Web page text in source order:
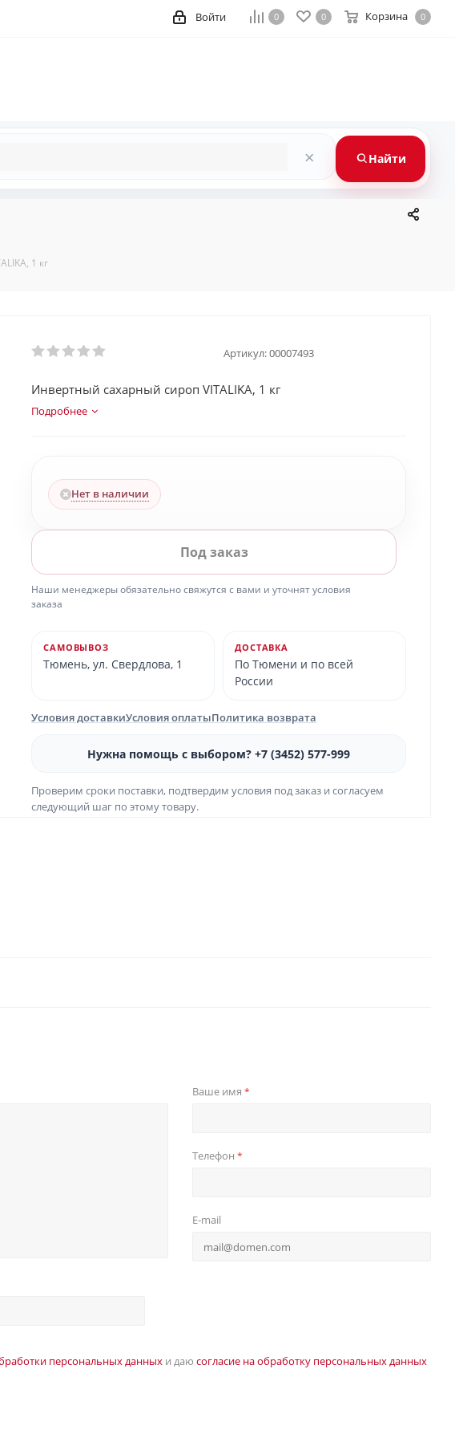
0 0 Корзина 0
Войти
× Найти
1 кг
Артикул:00007493
Инвертный сахарный сироп VITALIKA, 1 кг
Подробнее
Нет в наличии
Под заказ
Наши менеджеры обязательно свяжутся с вами и уточнят условия
заказа
САМОВЫВОЗ
Тюмень, ул. Свердлова, 1
ДОСТАВКА
По Тюмени и по всей
России
Условия доставкиУсловия оплатыПолитика возврата
Нужна помощь с выбором? +7 (3452) 577-999
Проверим сроки поставки, подтвердим условия под заказ и согласуем
следующий шаг по этому товару.
Ваше имя *
Телефон *
E-mail
персональных данныхи даю согласие на обработку персональных данных